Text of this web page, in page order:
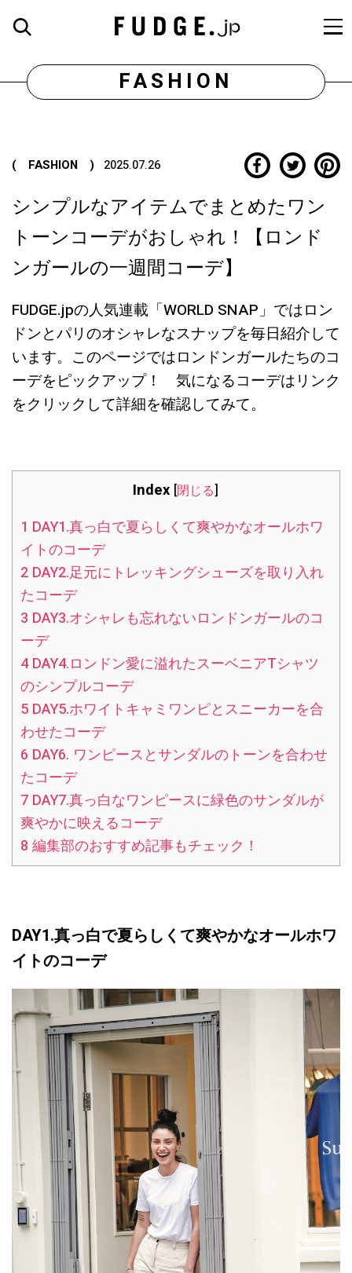
FASHION
( FASHION ) 2025.07.26
シンプルなアイテムでまとめたワン
トーンコーデがおしゃれ！【ロンド
ンガールの一週間コーデ】
FUDGE.jpの人気連載「WORLD SNAP」ではロン
ドンとパリのオシャレなスナップを毎日紹介して
います。このページではロンドンガールたちのコ
ーデをピックアップ！ 気になるコーデはリンク
をクリックして詳細を確認してみて。
Index [閉じる]
1 DAY1.真っ白で夏らしくて爽やかなオールホワ
イトのコーデ
2DAY2.足元にトレッキングシューズを取り入れ
たコーデ
3 DAY3.オシャレも忘れないロンドンガールのコ
ーデ
4DAY4.ロンドン愛に溢れたスーベニアTシャツ
のシンプルコーデ
5DAY5.ホワイトキャミワンピとスニーカーを合
わせたコーデ
6 DAY6. ワンピースとサンダルのトーンを合わせ
たコーデ
7DAY7.真っ白なワンピースに緑色のサンダルが
爽やかに映えるコーデ
8 編集部のおすすめ記事もチェック！
DAY1.真っ白で夏らしくて爽やかなオールホワ
イトのコーデ